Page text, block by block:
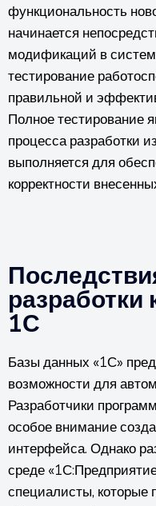
функциональность
начинается
модификаций в
тестирование
правильной и
Полное тестирование
процесса разработки
выполняется для
корректности
разработки
1С
Базы данных «1С»
возможности для
Разработчики
особое внимание
интерфейса. Однако
среде
специалисты, которые